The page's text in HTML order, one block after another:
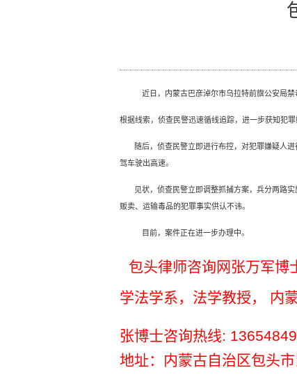
近日，内蒙古巴彦淖尔市乌拉特前旗公安局
根据线索，侦查民警迅速循线追踪，进一步获知犯
随后，侦查民警立即进行布控，对犯罪嫌疑人
驾车驶出高速。
见状，侦查民警立即调整抓捕方案，兵分两路
贩卖、运输毒品的犯罪事实供认不讳。
目前，案件正在进一步办理中。
包头律师咨询网张万军博
学法学系，法学教授，
内
张博士咨询热线:
地址：内蒙古自治区包头